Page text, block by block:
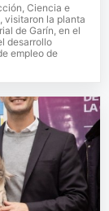
Ciencia e
visitaron la planta
de Garín, en el
desarrollo
empleo de